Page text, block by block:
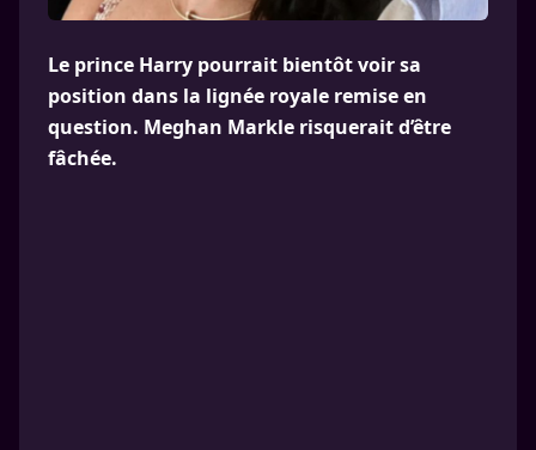
Le prince Harry pourrait bientôt voir sa
position dans la lignée royale remise en
question. Meghan Markle risquerait d’être
fâchée.